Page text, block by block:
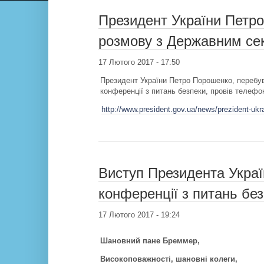
Президент України
розмову з Державним
17 Лютого 2017 - 17:50
Президент України Петро Порошенко,
конференції з питань безпеки, провів
http://www.president.gov.ua/news/prezident-
Виступ Президента
конференції з питань
17 Лютого 2017 - 19:24
Шановний пане Бреммер,
Високоповажності, шановні колеги,